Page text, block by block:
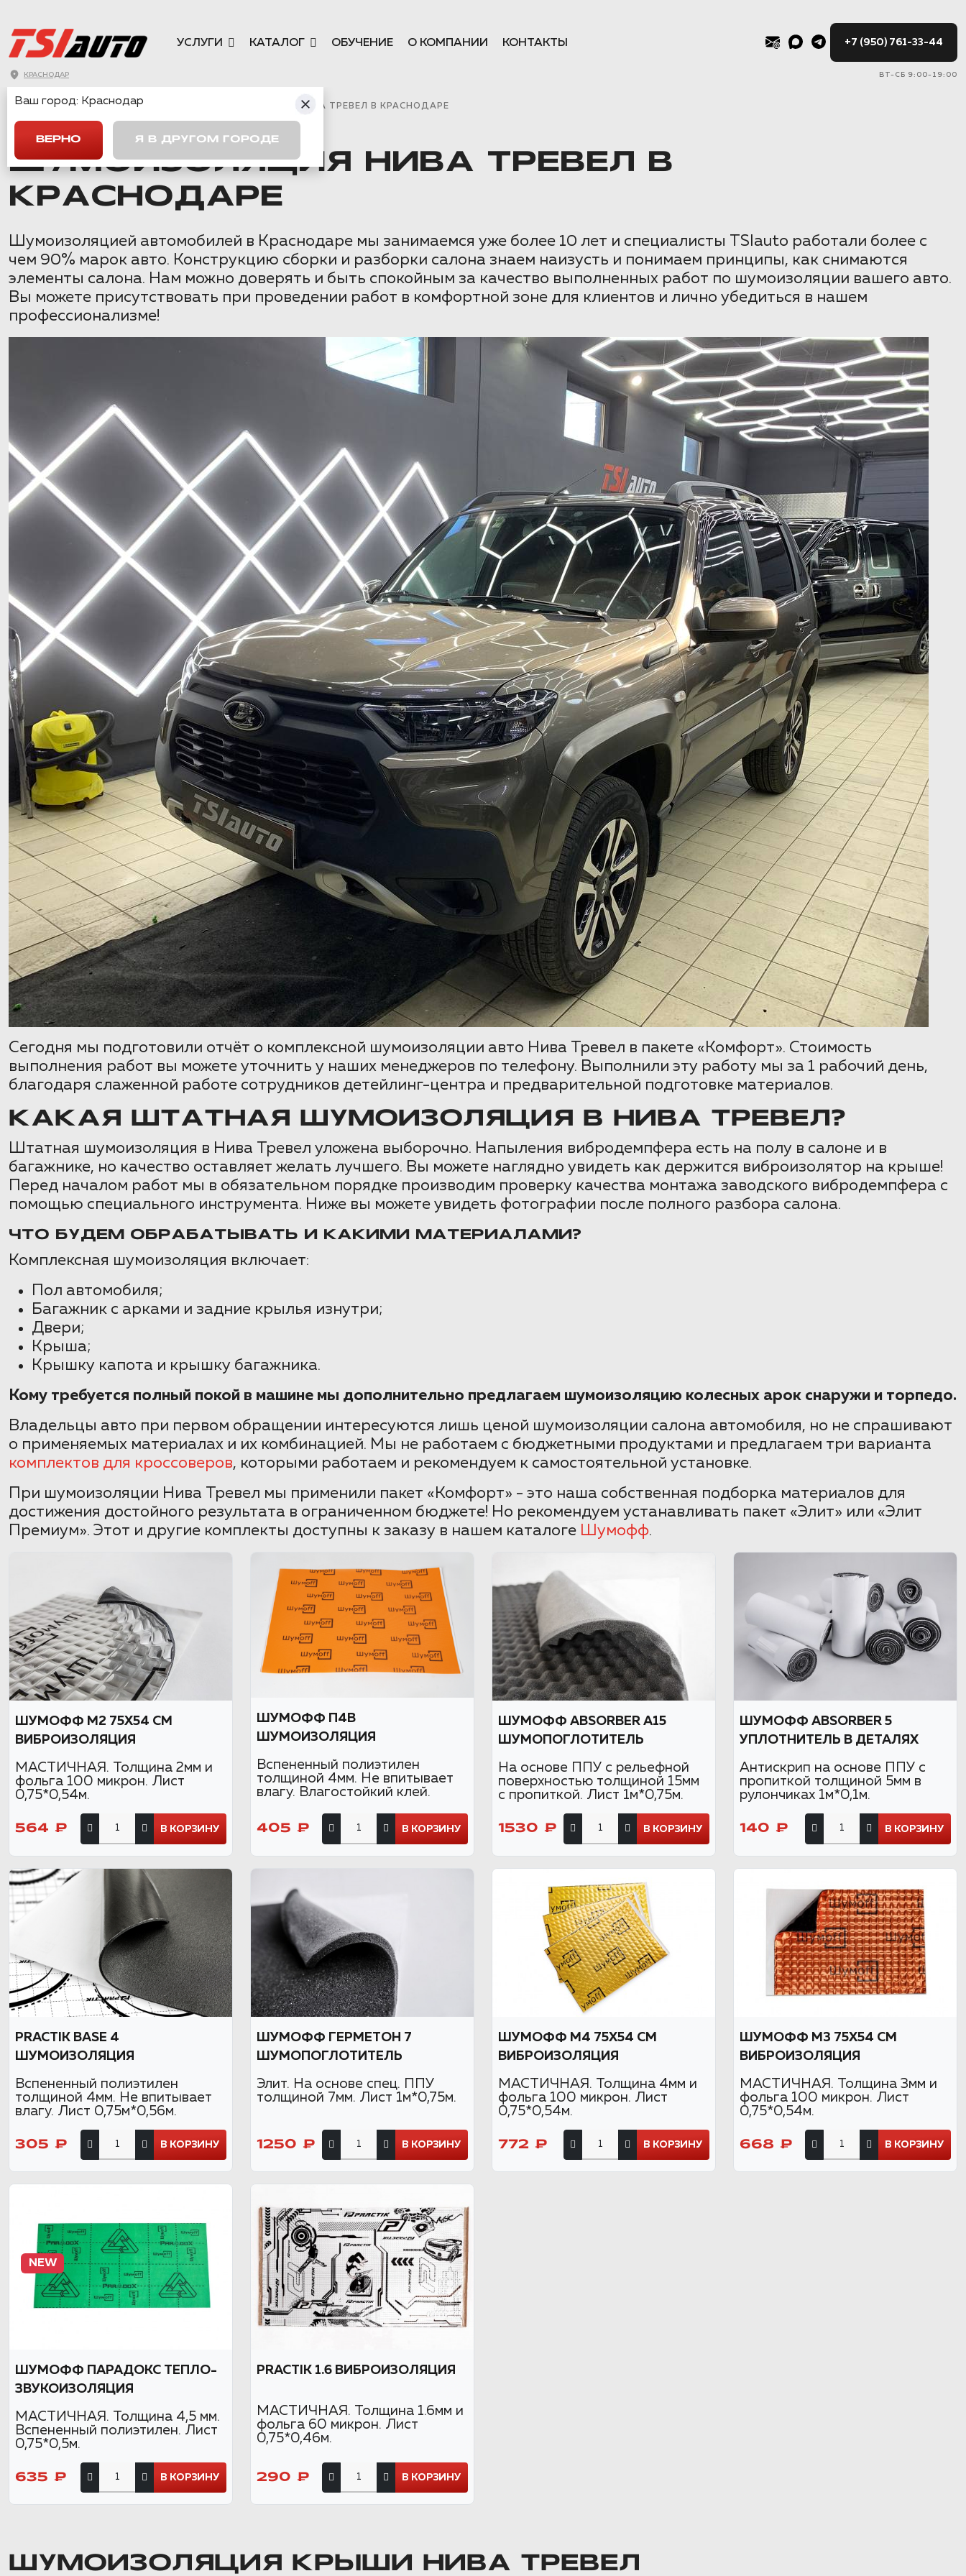
КРАСНОДАР
УСЛУГИ КАТАЛОГ ОБУЧЕНИЕ О КОМПАНИИ КОНТАКТЫ +7 (950) 761-33-44
ВТ-СБ 9:00-19:00
ГЛАВНАЯ → LADA → НИВА ТРЕВЕЛ ШУМОИЗОЛЯЦИЯ НИВА ТРЕВЕЛ В КРАСНОДАРЕ
ШУМОИЗОЛЯЦИЯ НИВА ТРЕВЕЛ В
КРАСНОДАРЕ
Шумоизоляцией автомобилей в Краснодаре мы занимаемся уже более 10 лет и специалисты TSIauto работали более с
чем 90% марок авто. Конструкцию сборки и разборки салона знаем наизусть и понимаем принципы, как снимаются
элементы салона. Нам можно доверять и быть спокойным за качество выполненных работ по шумоизоляции вашего авто.
Вы можете присутствовать при проведении работ в комфортной зоне для клиентов и лично убедиться в нашем
профессионализме!
Сегодня мы подготовили отчёт о комплексной шумоизоляции авто Нива Тревел в пакете «Комфорт». Стоимость
выполнения работ вы можете уточнить у наших менеджеров по телефону. Выполнили эту работу мы за 1 рабочий день,
благодаря слаженной работе сотрудников детейлинг-центра и предварительной подготовке материалов.
КАКАЯ ШТАТНАЯ ШУМОИЗОЛЯЦИЯ В НИВА ТРЕВЕЛ?
Штатная шумоизоляция в Нива Тревел уложена выборочно. Напыления вибродемпфера есть на полу в салоне и в
багажнике, но качество оставляет желать лучшего. Вы можете наглядно увидеть как держится виброизолятор на крыше!
Перед началом работ мы в обязательном порядке производим проверку качества монтажа заводского вибродемпфера с
помощью специального инструмента. Ниже вы можете увидеть фотографии после полного разбора салона.
ЧТО БУДЕМ ОБРАБАТЫВАТЬ И КАКИМИ МАТЕРИАЛАМИ?
Комплексная шумоизоляция включает:
Пол автомобиля;
Багажник с арками и задние крылья изнутри;
Двери;
Крыша;
Крышку капота и крышку багажника.
Кому требуется полный покой в машине мы дополнительно предлагаем шумоизоляцию колесных арок снаружи и торпедо.
Владельцы авто при первом обращении интересуются лишь ценой шумоизоляции салона автомобиля, но не спрашивают
о применяемых материалах и их комбинацией. Мы не работаем с бюджетными продуктами и предлагаем три варианта
комплектов для кроссоверов, которыми работаем и рекомендуем к самостоятельной установке.
При шумоизоляции Нива Тревел мы применили пакет «Комфорт» - это наша собственная подборка материалов для
достижения достойного результата в ограниченном бюджете! Но рекомендуем устанавливать пакет «Элит» или «Элит
Премиум». Этот и другие комплекты доступны к заказу в нашем каталоге Шумофф.
ШУМОФФ М2 75X54 СМ
ВИБРОИЗОЛЯЦИЯ
МАСТИЧНАЯ. Толщина 2мм и
фольга 100 микрон. Лист
0,75*0,54м.
564 ₽ В КОРЗИНУ
ШУМОФФ П4В
ШУМОИЗОЛЯЦИЯ
Вспененный полиэтилен
толщиной 4мм. Не впитывает
влагу. Влагостойкий клей.
405 ₽ В КОРЗИНУ
ШУМОФФ ABSORBER А15
ШУМОПОГЛОТИТЕЛЬ
На основе ППУ с рельефной
поверхностью толщиной 15мм
с пропиткой. Лист 1м*0,75м.
1530 ₽ В КОРЗИНУ
ШУМОФФ ABSORBER 5
УПЛОТНИТЕЛЬ В ДЕТАЛЯХ
Антискрип на основе ППУ с
пропиткой толщиной 5мм в
рулончиках 1м*0,1м.
140 ₽ В КОРЗИНУ
PRACTIK BASE 4
ШУМОИЗОЛЯЦИЯ
Вспененный полиэтилен
толщиной 4мм. Не впитывает
влагу. Лист 0,75м*0,56м.
305 ₽ В КОРЗИНУ
ШУМОФФ ГЕРМЕТОН 7
ШУМОПОГЛОТИТЕЛЬ
Элит. На основе спец. ППУ
толщиной 7мм. Лист 1м*0,75м.
1250 ₽ В КОРЗИНУ
ШУМОФФ М4 75Х54 СМ
ВИБРОИЗОЛЯЦИЯ
МАСТИЧНАЯ. Толщина 4мм и
фольга 100 микрон. Лист
0,75*0,54м.
772 ₽ В КОРЗИНУ
ШУМОФФ М3 75Х54 СМ
ВИБРОИЗОЛЯЦИЯ
МАСТИЧНАЯ. Толщина 3мм и
фольга 100 микрон. Лист
0,75*0,54м.
668 ₽ В КОРЗИНУ
NEW
ШУМОФФ ПАРАДОКС ТЕПЛО-
ЗВУКОИЗОЛЯЦИЯ
МАСТИЧНАЯ. Толщина 4,5 мм.
Вспененный полиэтилен. Лист
0,75*0,5м.
635 ₽ В КОРЗИНУ
PRACTIK 1.6 ВИБРОИЗОЛЯЦИЯ
МАСТИЧНАЯ. Толщина 1.6мм и
фольга 60 микрон. Лист
0,75*0,46м.
290 ₽ В КОРЗИНУ
ШУМОИЗОЛЯЦИЯ КРЫШИ НИВА ТРЕВЕЛ
Ваш город: Краснодар
ВЕРНО Я В ДРУГОМ ГОРОДЕ